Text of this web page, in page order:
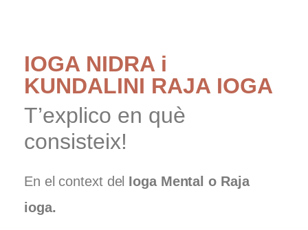
IOGA NIDRA i
KUNDALINI RAJA IOGA
T’explico en què
consisteix!
En el context del Ioga Mental o Raja
ioga.